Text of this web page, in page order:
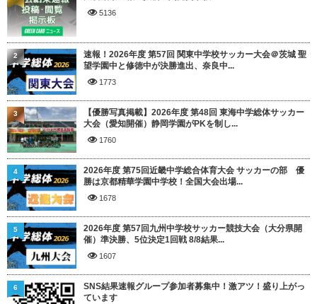
5136
速報！2026年度 第57回 関東中学校サッカー大会＠茨城 聖
望学園中と修徳中が決勝進出、奈良中...
1773
2
【優勝写真掲載】2026年度 第48回 東海中学総体サッカー
大会（愛知開催）静岡学園がPKを制し...
1760
3
2026年度 第75回近畿中学総合体育大会 サッカーの部 優
勝は京都精華学園中学校！全国大会出場...
1678
4
2026年度 第57回九州中学校サッカー競技大会（大分県開
催）準決勝、5位決定1回戦 8/8結果...
1607
5
SNS結果速報グループ参加者募集中！激アツ！盛り上がっ
ています
6